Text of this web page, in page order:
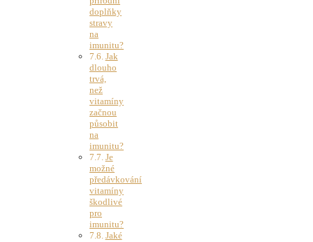
doplňky
stravy
na
imunitu?
Jak
dlouho
trvá,
než
vitamíny
začnou
působit
na
imunitu?
Je
možné
předávkování
vitamíny
škodlivé
pro
imunitu?
Jaké